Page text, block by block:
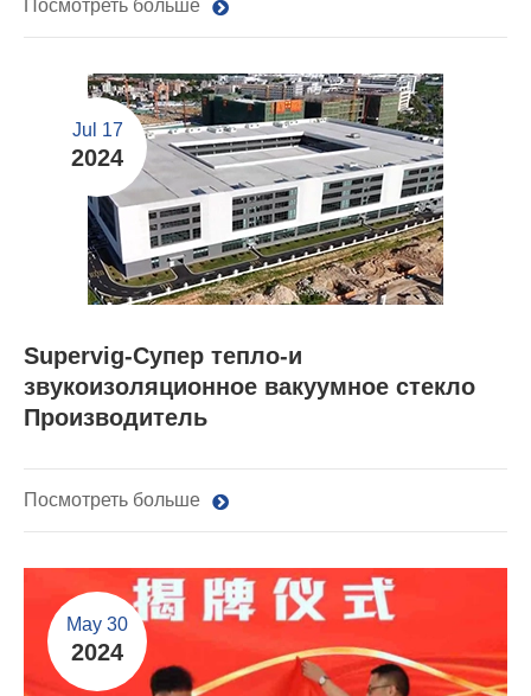
Посмотреть больше
Jul 17
2024
Supervig-Супер тепло-и
звукоизоляционное вакуумное стекло
Производитель
Посмотреть больше
May 30
2024